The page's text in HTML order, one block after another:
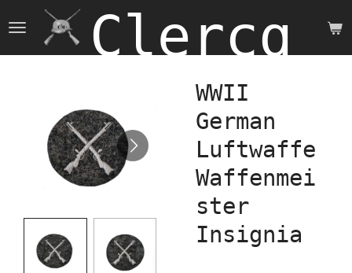
to
main
Clercq
WWII
German
Luftwaffe
Waffenmei
ster
Insignia